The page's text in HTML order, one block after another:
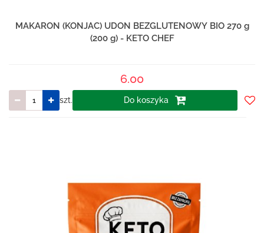
MAKARON (KONJAC) UDON BEZGLUTENOWY BIO 270 g
(200 g) - KETO CHEF
6.00
szt. Do koszyka